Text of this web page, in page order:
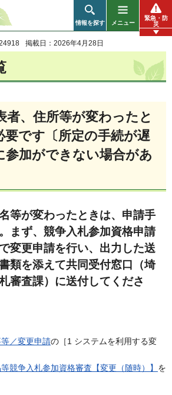
情報を探す メニュー
緊急・防
災
掲載日：2026年4月28日
者、住所等が変わったと
要です〔所定の手続が遅
参加ができない場合があ
等が変わったときは、申請手
まず、競争入札参加資格申請
変更申請を行い、出力した送
類を添えて共同受付窓口（埼
審査課）に送付してくださ
／変更申請の［1 システムを利用する変
競争入札参加資格審査【変更（随時）】 を